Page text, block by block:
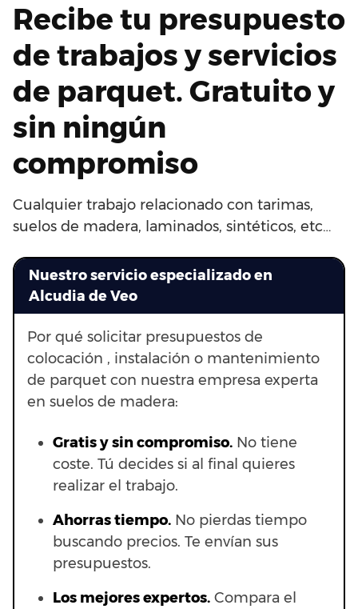
Recibe tu presupuesto
de trabajos y servicios
de parquet. Gratuito y
sin ningún
compromiso
Cualquier trabajo relacionado con tarimas,
suelos de madera, laminados, sintéticos, etc…
Nuestro servicio especializado en
Alcudia de Veo
Por qué solicitar presupuestos de
colocación , instalación o mantenimiento
de parquet con nuestra empresa experta
en suelos de madera:
Gratis y sin compromiso. No tiene
coste. Tú decides si al final quieres
realizar el trabajo.
Ahorras tiempo. No pierdas tiempo
buscando precios. Te envían sus
presupuestos.
Los mejores expertos. Compara el